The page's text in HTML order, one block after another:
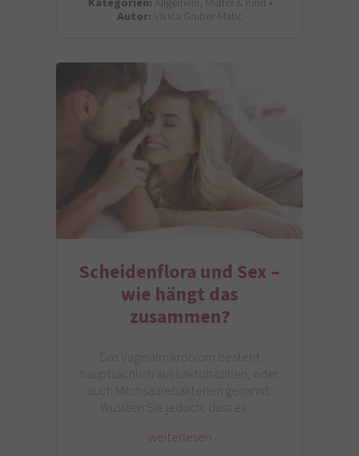
Autor:Vikica Gruber-Matic
Scheidenflora und Sex –
wie hängt das
zusammen?
Das Vaginalmikrobiom besteht
hauptsächlich aus Laktobazillen, oder
auch Milchsäurebakterien genannt.
Wussten Sie jedoch, dass es…
weiterlesen